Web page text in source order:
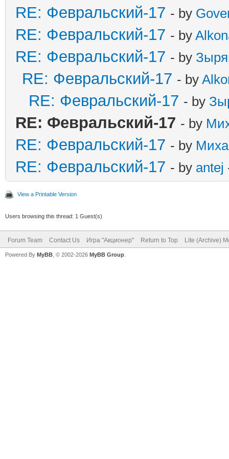
RE: Февральский-17 - by
RE: Февральский-17 - by
RE: Февральский-17 - by
RE: Февральский-17 - by
RE: Февральский-17 - by
RE: Февральский-17 - by
RE: Февральский-17 - by
RE: Февральский-17 - by antej
View a Printable Version
Users browsing this thread: 1 Guest(s)
Forum Team Contact Us Игра "Акционер" Return to Top Lite (Archive)
Powered By MyBB , © 2002-2026 MyBB Group